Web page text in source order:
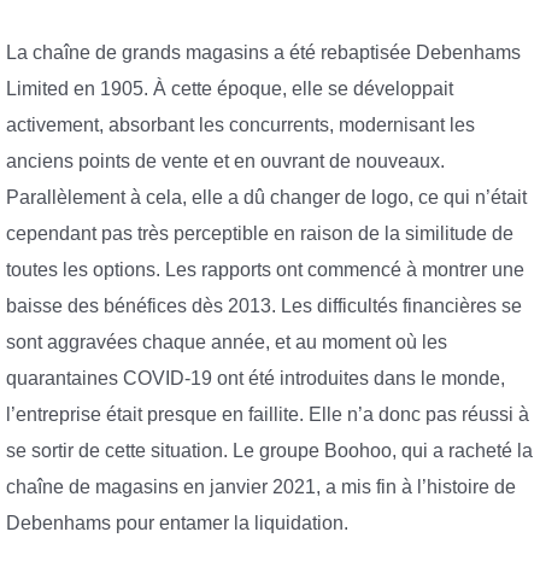
La chaîne de grands magasins a été rebaptisée Debenhams
Limited en 1905. À cette époque, elle se développait
activement, absorbant les concurrents, modernisant les
anciens points de vente et en ouvrant de nouveaux.
Parallèlement à cela, elle a dû changer de logo, ce qui n’était
cependant pas très perceptible en raison de la similitude de
toutes les options. Les rapports ont commencé à montrer une
baisse des bénéfices dès 2013. Les difficultés financières se
sont aggravées chaque année, et au moment où les
quarantaines COVID-19 ont été introduites dans le monde,
l’entreprise était presque en faillite. Elle n’a donc pas réussi à
se sortir de cette situation. Le groupe Boohoo, qui a racheté la
chaîne de magasins en janvier 2021, a mis fin à l’histoire de
Debenhams pour entamer la liquidation.